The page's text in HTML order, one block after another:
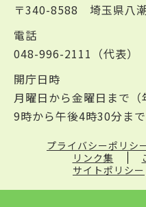
〒340-8588 埼玉県八
電話
048-996-2111（代表）
開庁日時
月曜日から金曜日まで
9時から午後4時30分まで
プライバシーポリシ
リンク集
サイトポリシー